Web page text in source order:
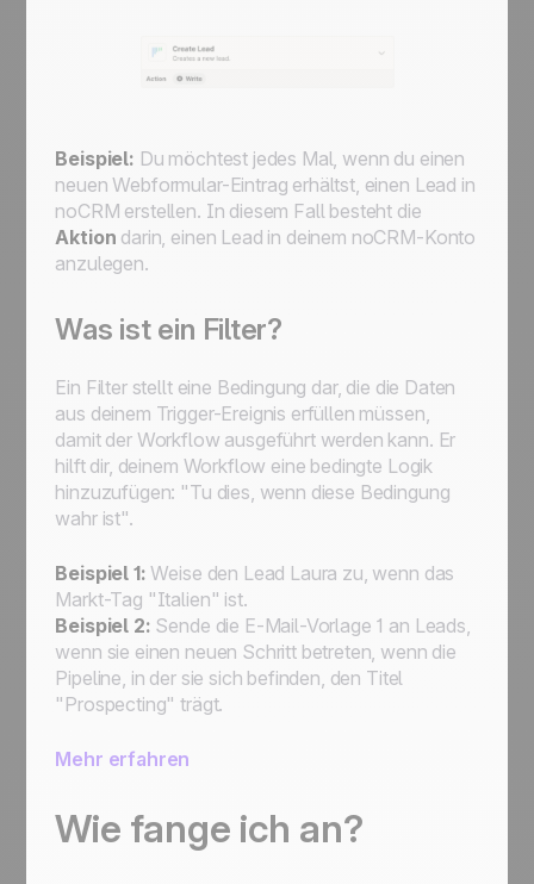
Beispiel: Du möchtest jedes Mal, wenn du einen
neuen Webformular-Eintrag erhältst, einen Lead in
noCRM erstellen. In diesem Fall besteht die
Aktion darin, einen Lead in deinem noCRM-Konto
anzulegen.
Was ist ein Filter?
Ein Filter stellt eine Bedingung dar, die die Daten
aus deinem Trigger-Ereignis erfüllen müssen,
damit der Workflow ausgeführt werden kann. Er
hilft dir, deinem Workflow eine bedingte Logik
hinzuzufügen: "Tu dies, wenn diese Bedingung
wahr ist".
Beispiel 1: Weise den Lead Laura zu, wenn das
Markt-Tag "Italien" ist.
Beispiel 2: Sende die E-Mail-Vorlage 1 an Leads,
wenn sie einen neuen Schritt betreten, wenn die
Pipeline, in der sie sich befinden, den Titel
"Prospecting" trägt.
Mehr erfahren
Wie fange ich an?